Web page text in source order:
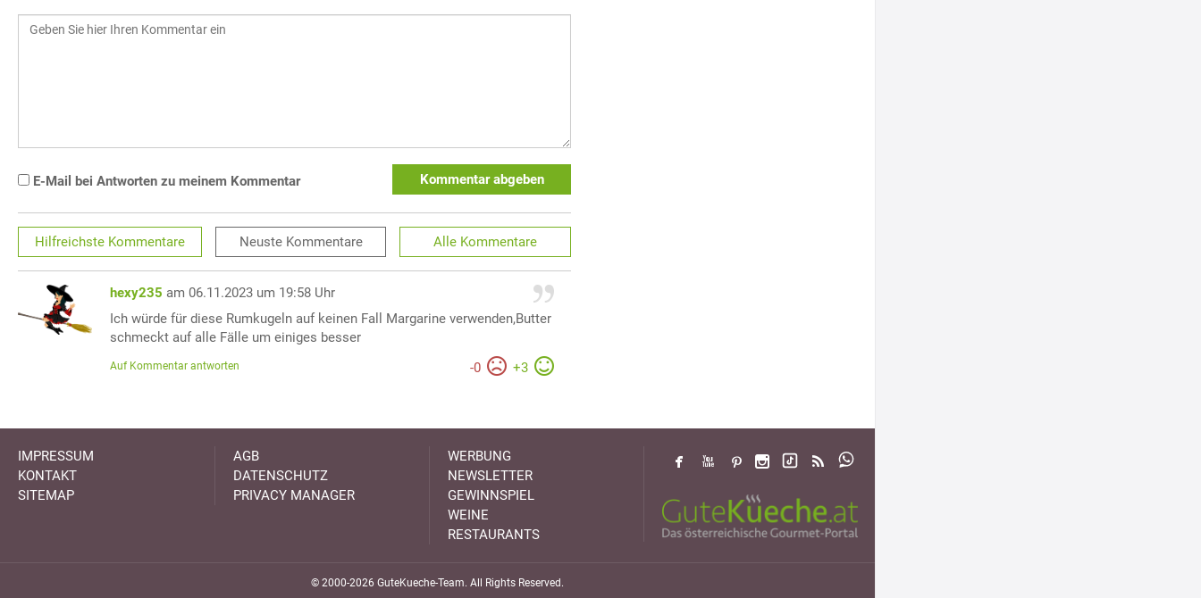
E-Mail bei Antworten zu meinem Kommentar Kommentar abgeben
Hilfreichste Kommentare Neuste Kommentare Alle Kommentare
hexy235 am 06.11.2023 um 19:58 Uhr
Ich würde für diese Rumkugeln auf keinen Fall Margarine verwenden,Butter
schmeckt auf alle Fälle um einiges besser
-0 +3
Auf Kommentar antworten
IMPRESSUM
KONTAKT
SITEMAP
AGB
DATENSCHUTZ
PRIVACY MANAGER
WERBUNG
NEWSLETTER
GEWINNSPIEL
WEINE
RESTAURANTS
© 2000-2026 GuteKueche-Team. All Rights Reserved.